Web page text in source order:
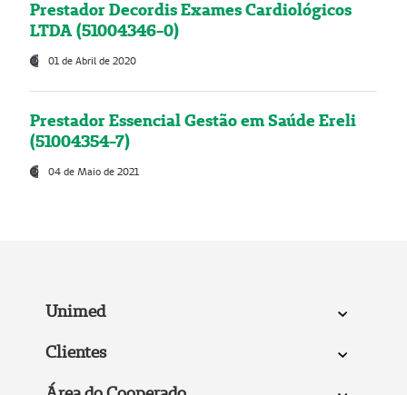
Prestador Decordis Exames Cardiológicos
LTDA (51004346-0)
01 de Abril de 2020
Prestador Essencial Gestão em Saúde Ereli
(51004354-7)
04 de Maio de 2021
Unimed
Clientes